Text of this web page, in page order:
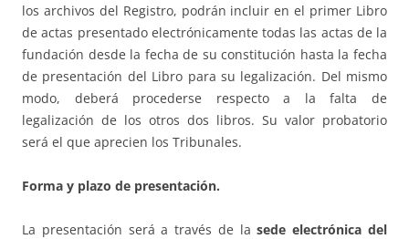
los archivos del Registro, podrán incluir en el primer Libro
de actas presentado electrónicamente todas las actas de la
fundación desde la fecha de su constitución hasta la fecha
de presentación del Libro para su legalización. Del mismo
modo, deberá procederse respecto a la falta de
legalización de los otros dos libros. Su valor probatorio
será el que aprecien los Tribunales.
Forma y plazo de presentación.
La presentación será a través de lasede electrónica del